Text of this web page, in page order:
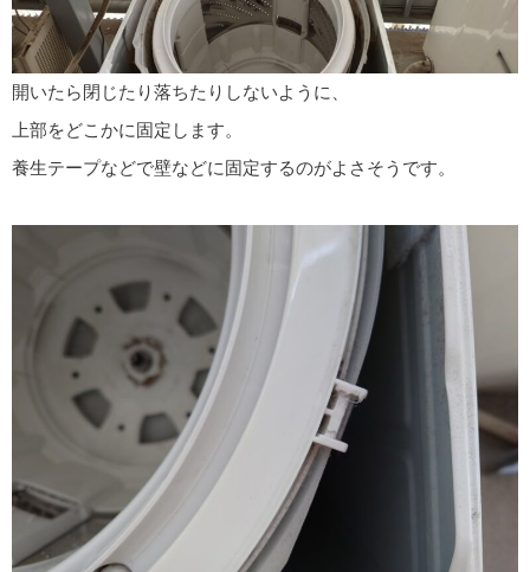
開いたら閉じたり落ちたりしないように、
上部をどこかに固定します。
養生テープなどで壁などに固定するのがよさそうです。